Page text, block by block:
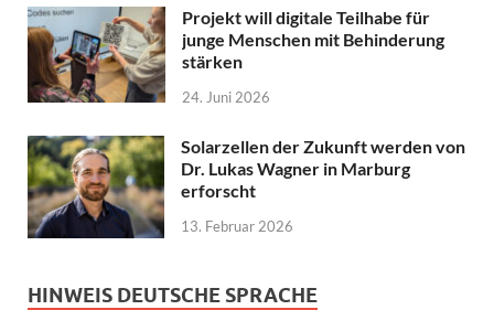
Projekt will digitale Teilhabe für
junge Menschen mit Behinderung
stärken
24. Juni 2026
Solarzellen der Zukunft werden von
Dr. Lukas Wagner in Marburg
erforscht
13. Februar 2026
HINWEIS DEUTSCHE SPRACHE